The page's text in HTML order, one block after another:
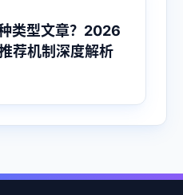
类型文章？2026
荐机制深度解析